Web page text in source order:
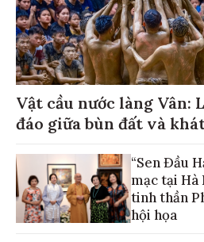
Vật cầu nước làng Vân:
đáo giữa bùn đất và
“Sen Đầu
mạc tại Hà
tinh thần
hội họa